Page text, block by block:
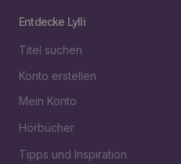
Entdecke Lylli
Titel suchen
Konto erstellen
Mein Konto
Hörbücher
Tipps und Inspiration